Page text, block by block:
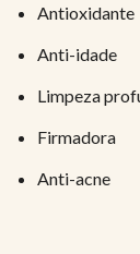
Antioxidante
Anti-idade
Limpeza
Firmadora
Anti-acne